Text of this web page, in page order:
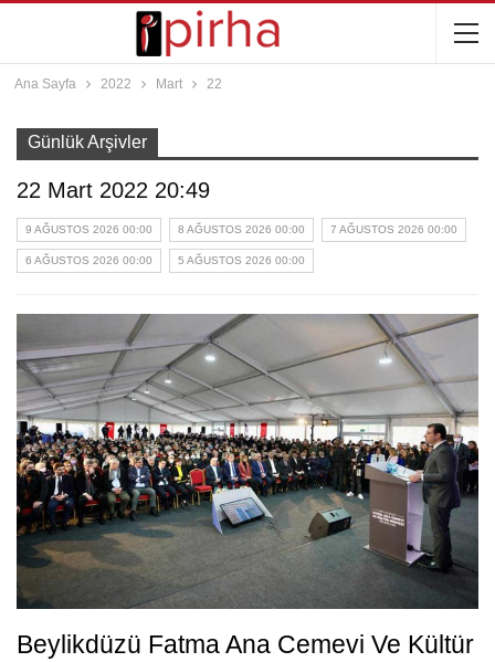
Ana Sayfa 2022 Mart 22
Günlük Arşivler
22 Mart 2022 20:49
9 AĞUSTOS 2026 00:00 8 AĞUSTOS 2026 00:00 7 AĞUSTOS 2026 00:00
6 AĞUSTOS 2026 00:00 5 AĞUSTOS 2026 00:00
Beylikdüzü Fatma Ana Cemevi Ve Kültür